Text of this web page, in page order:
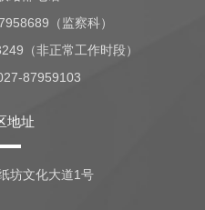
（监察科）
（非正常工作时段）
87959103
地址
坊文化大道1号